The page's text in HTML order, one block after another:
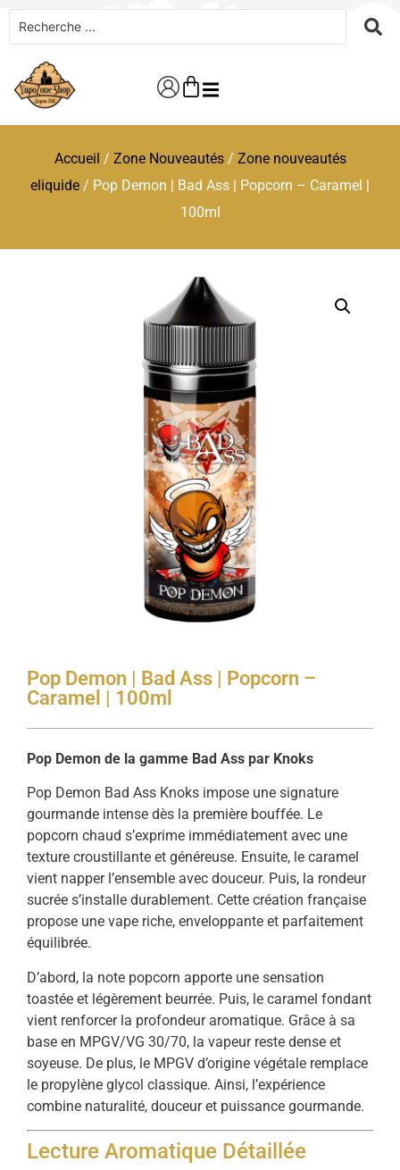
Accueil / Zone Nouveautés/ Zone nouveautés
eliquide / Pop Demon | Bad Ass | Popcorn – Caramel |
100ml
Pop Demon | Bad Ass | Popcorn –
Caramel | 100ml
Pop Demon de la gamme Bad Ass par Knoks
Pop Demon Bad Ass Knoks impose une signature
gourmande intense dès la première bouffée. Le
popcorn chaud s’exprime immédiatement avec une
texture croustillante et généreuse. Ensuite, le caramel
vient napper l’ensemble avec douceur. Puis, la rondeur
sucrée s’installe durablement. Cette création française
propose une vape riche, enveloppante et parfaitement
équilibrée.
D’abord, la note popcorn apporte une sensation
toastée et légèrement beurrée. Puis, le caramel fondant
vient renforcer la profondeur aromatique. Grâce à sa
base en MPGV/VG 30/70, la vapeur reste dense et
soyeuse. De plus, le MPGV d’origine végétale remplace
le propylène glycol classique. Ainsi, l’expérience
combine naturalité, douceur et puissance gourmande.
Lecture Aromatique Détaillée